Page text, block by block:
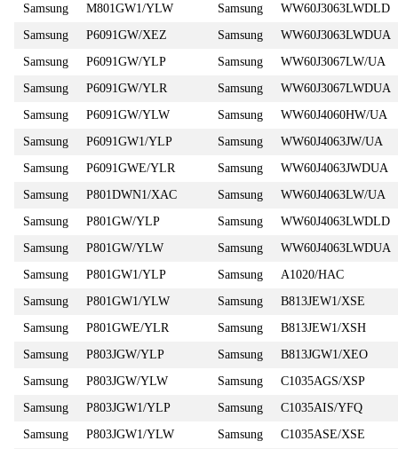
Samsung
M801GW1/YLW Samsung
WW60J3063LWDLD
Samsung
P6091GW/XEZ Samsung
WW60J3063LWDUA
Samsung
P6091GW/YLP Samsung
WW60J3067LW/UA
Samsung
P6091GW/YLR Samsung
WW60J3067LWDUA
Samsung
P6091GW/YLW Samsung
WW60J4060HW/UA
Samsung
P6091GW1/YLP Samsung
WW60J4063JW/UA
Samsung
P6091GWE/YLR Samsung
WW60J4063JWDUA
Samsung
P801DWN1/XAC Samsung
WW60J4063LW/UA
Samsung
P801GW/YLP Samsung
WW60J4063LWDLD
Samsung
P801GW/YLW Samsung
WW60J4063LWDUA
Samsung
P801GW1/YLP Samsung
A1020/HAC
Samsung
P801GW1/YLW Samsung
B813JEW1/XSE
Samsung
P801GWE/YLR Samsung
B813JEW1/XSH
Samsung
P803JGW/YLP Samsung
B813JGW1/XEO
Samsung
P803JGW/YLW Samsung
C1035AGS/XSP
Samsung
P803JGW1/YLP Samsung
C1035AIS/YFQ
Samsung
P803JGW1/YLW Samsung
C1035ASE/XSE